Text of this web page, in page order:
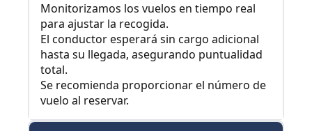
Monitorizamos los vuelos en tiempo real
para ajustar la recogida.
El conductor esperará sin cargo adicional
hasta su llegada, asegurando puntualidad
total.
Se recomienda proporcionar el número de
vuelo al reservar.